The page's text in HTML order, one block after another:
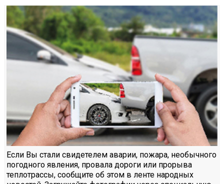
Если Вы стали свидетелем аварии, пожара, необычного
погодного явления, провала дороги или прорыва
теплотрассы, сообщите об этом в ленте народных